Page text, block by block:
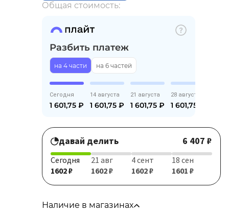
Общая стоимость:
Разбить платеж
на 4 части на 6 частей
Сегодня
1 601,75 ₽
14 августа
1 601,75 ₽
21 августа
1 601,75 ₽
28 августа
1 601,75
давай делить 6 407 ₽
Сегодня
1602 ₽
21 авг
1602 ₽
4 сент
1602 ₽
18 сен
1601 ₽
Наличие в магазинах